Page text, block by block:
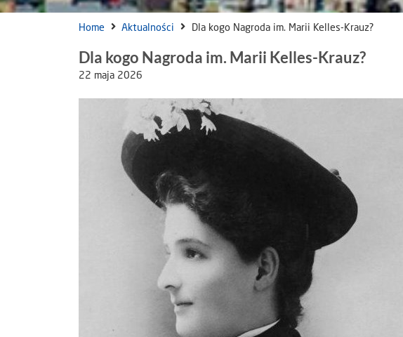
Home Aktualności Dla kogo Nagroda im. Marii Kelles-Krauz?
Dla kogo Nagroda im. Marii Kelles-Krauz?
22 maja 2026